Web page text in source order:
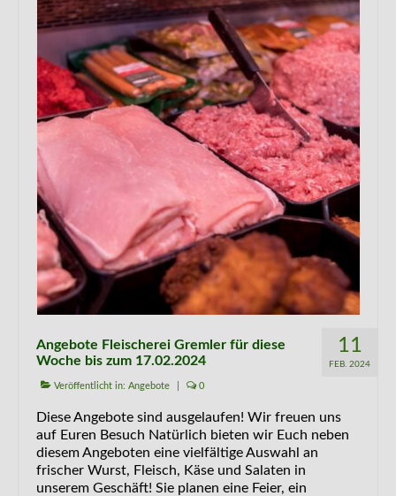
11
FEB. 2024
Angebote Fleischerei Gremler für diese
Woche bis zum 17.02.2024
Veröffentlicht in: Angebote 0
Diese Angebote sind ausgelaufen! Wir freuen uns
auf Euren Besuch Natürlich bieten wir Euch neben
diesem Angeboten eine vielfältige Auswahl an
frischer Wurst, Fleisch, Käse und Salaten in
unserem Geschäft! Sie planen eine Feier, ein